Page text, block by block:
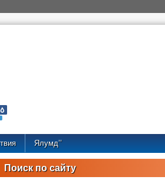
Ялумд’’
Поиск по сайту